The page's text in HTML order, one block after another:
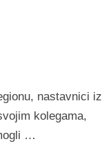
nastavnici iz
kolegama,
…